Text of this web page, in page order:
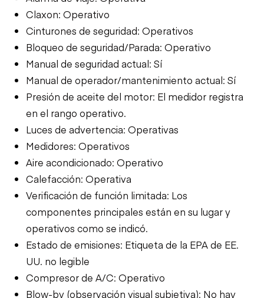
Claxon: Operativo
Cinturones de seguridad: Operativos
Bloqueo de seguridad/Parada: Operativo
Manual de seguridad actual: Sí
Manual de operador/mantenimiento actual: Sí
Presión de aceite del motor: El medidor registra
en el rango operativo.
Luces de advertencia: Operativas
Medidores: Operativos
Aire acondicionado: Operativo
Calefacción: Operativa
Verificación de función limitada: Los
componentes principales están en su lugar y
operativos como se indicó.
Estado de emisiones: Etiqueta de la EPA de EE.
UU. no legible
Compresor de A/C: Operativo
Blow-by (observación visual subjetiva): No hay